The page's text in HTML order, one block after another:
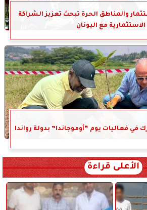
والمناطق الحرة تبحث تعزيز الشراكة
الاستثمارية مع اليونان
في فعاليات يوم “أوموجاندا” بدولة رواندا
الأعلى قراءة